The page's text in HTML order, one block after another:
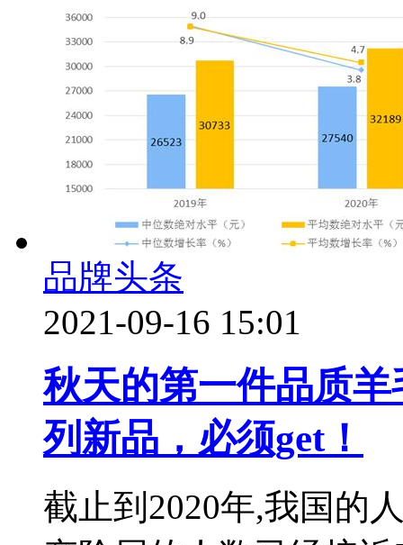
品牌头条
2021-09-16 15:01
秋天的第一件品质
列新品，必须get！
截止到2020年,我国的